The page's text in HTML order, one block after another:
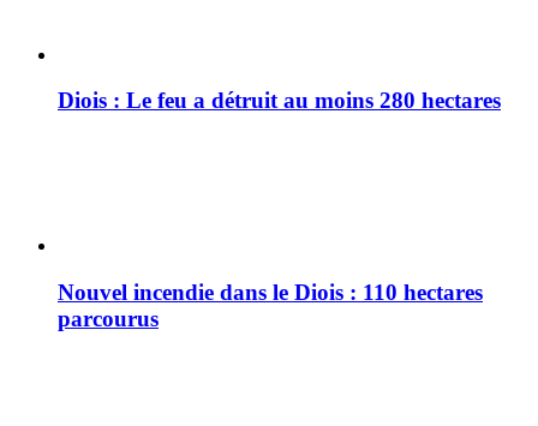
Diois : Le feu a détruit au moins 280 hectares
Nouvel incendie dans le Diois : 110 hectares
parcourus